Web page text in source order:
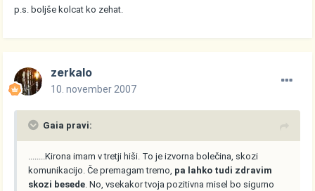
p.s. boljše kolcat ko zehat.
zerkalo
10. november 2007
Gaia pravi:
........Kirona imam v tretji hiši. To je izvorna bolečina, skozi
komunikacijo. Če premagam tremo, pa lahko tudi zdravim
skozi besede. No, vsekakor tvoja pozitivna misel bo sigurno